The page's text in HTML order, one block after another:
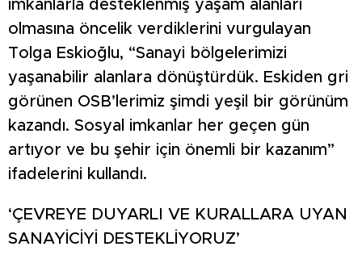
imkanlarla desteklenmiş yaşam alanları
olmasına öncelik verdiklerini vurgulayan
Tolga Eskioğlu, “Sanayi bölgelerimizi
yaşanabilir alanlara dönüştürdük. Eskiden gri
görünen OSB’lerimiz şimdi yeşil bir görünüm
kazandı. Sosyal imkanlar her geçen gün
artıyor ve bu şehir için önemli bir kazanım”
ifadelerini kullandı.
‘ÇEVREYE DUYARLI VE KURALLARA UYAN
SANAYİCİYİ DESTEKLİYORUZ’